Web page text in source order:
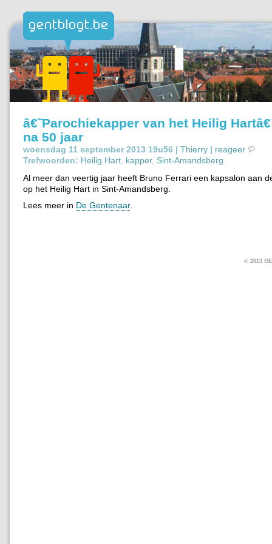
â€˜Parochiekapper van het Heilig
na 50 jaar
woensdag 11 september 2013 19u56 | Thierry | reageer
Trefwoorden: Heilig Hart kapper, Sint-Amandsberg
Al meer dan veertig jaar heeft Bruno Ferrari een kapsalon aan
op het Heilig Hart in Sint-Amandsberg.
Lees meer in De Gentenaar.
© 2013